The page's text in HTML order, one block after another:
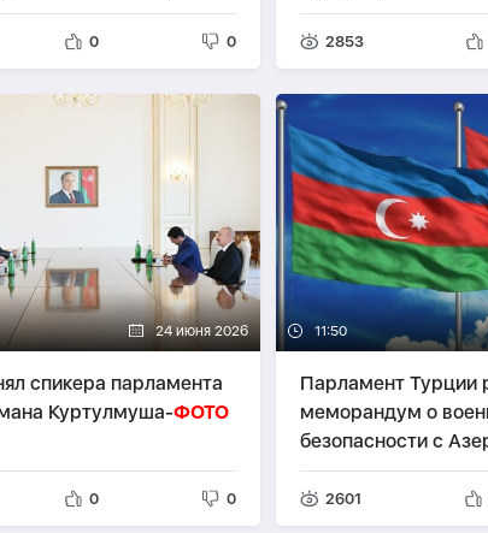
0 0 2853
24 июня 2026
спикера парламента
Куртулмуша-ФОТО
0 0
11:50
Парламент Турции
меморандум о
безопасности с
2601